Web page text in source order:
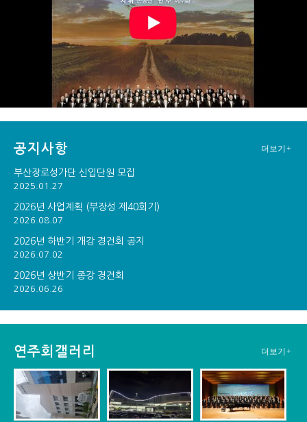
공지사항 더보기+
부산장로성가단 신입단원 모집
2025.01.27
2026년 사업계획 (부장성 제40회기)
2026.08.07
2026년 하반기 개강 경건회 공지
2026.07.02
2026년 상반기 종강 경건회
2026.06.26
연주회갤러리 더보기+